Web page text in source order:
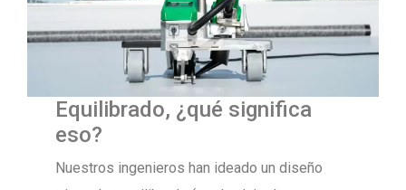
Equilibrado, ¿qué significa
eso?
Nuestros ingenieros han ideado un diseño